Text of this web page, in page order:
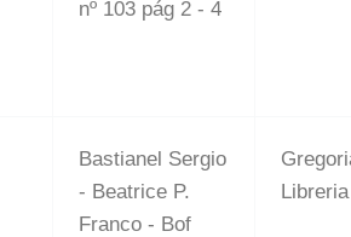
nº 103 pág 2 - 4
Bastianel Sergio
- Beatrice P.
Franco - Bof